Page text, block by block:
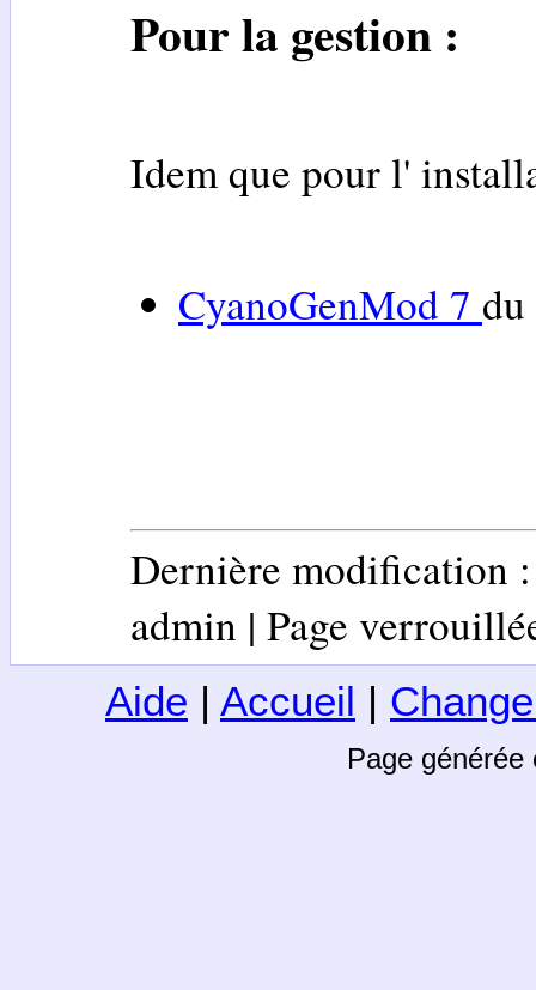
Pour la gestion :
Idem que pour l'
CyanoGenMod 7 du
Dernière modification
admin | Page
Aide | Accueil |
Page générée